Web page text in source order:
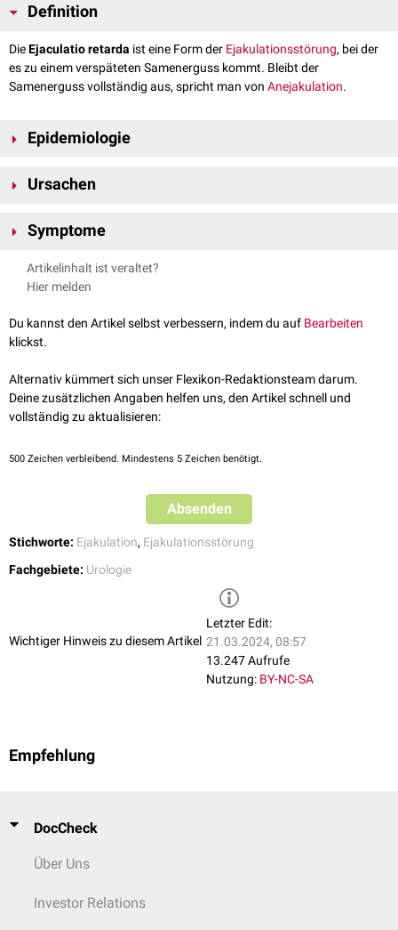
Definition
DieEjaculatio retarda ist eine Form der Ejakulationsstörung, bei der
es zu einem verspäteten Samenerguss kommt. Bleibt der
Samenerguss vollständig aus, spricht man von Anejakulation.
Epidemiologie
Angaben in der Literatur tritt sie jedoch deutlich seltener auf als die
Ursachen
und umfassen physische und psychische Auslöser. Dazu zählen u.a.:
Schilddrüsenerkrankungen
Hypopituitarismus
Chirurgische Eingriffe (Prostatektomie , Beckenchirurgie,
Zirkumzision
Antihypertensiva)
Drogenabusus
Psychische Faktoren (Stress
Symptome
Die Ejaculatio retarda kann einen unterschiedlichen Schweregrad haben.
In leichten Fällen ist die Ejakulation während des
manuelle Stimulation ( Masturbation
) und kann zur sexuellen Frustration
führen.
Artikelinhalt ist veraltet?
Hier melden
Du kannst den Artikel selbst verbessern, indem du auf Bearbeiten
klickst.
Alternativ kümmert sich unser Flexikon-Redaktionsteam darum.
Deine zusätzlichen Angaben helfen uns, den Artikel schnell und
vollständig zu aktualisieren:
500 Zeichen verbleibend. Mindestens 5 Zeichen benötigt.
Absenden
Stichworte: Ejakulation, Ejakulationsstörung
Fachgebiete: Urologie
Wichtiger Hinweis zu diesem Artikel
Letzter Edit:
21.03.2024, 08:57
13.247 Aufrufe
Nutzung: BY-NC-SA
Empfehlung
DocCheck
Über Uns
Investor Relations